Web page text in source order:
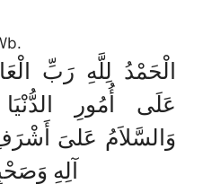
الْحَمْدُ لِلَّهِ رَبِّ
عَلَى أُمُورِ
وَالسَّلاَمُ عَلىَ
آلِهِ